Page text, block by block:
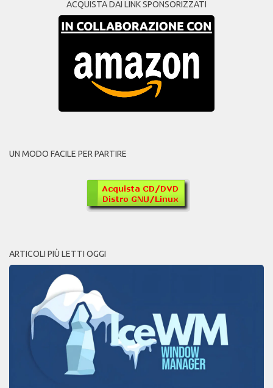
ACQUISTA DAI LINK SPONSORIZZATI
UN MODO FACILE PER PARTIRE
ARTICOLI PIÙ LETTI OGGI